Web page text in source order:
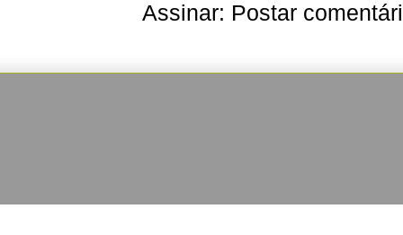
Assinar: Postar